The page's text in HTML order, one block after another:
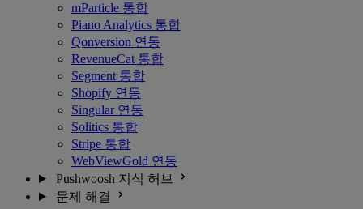
mParticle 통합
Piano Analytics 통합
Qonversion 연동
RevenueCat 통합
Segment 통합
Shopify 연동
Singular 연동
Solitics 통합
Stripe 통합
WebViewGold 연동
Pushwoosh 지식 허브
문제 해결